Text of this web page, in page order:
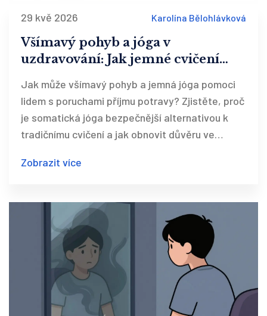
29 kvě 2026 Karolína Bělohlávková
Všímavý pohyb a jóga v
uzdravování: Jak jemné cvičení
pomáhá při poruchách příjmu
potravy
Jak může všímavý pohyb a jemná jóga pomoci
lidem s poruchami příjmu potravy? Zjistěte, proč
je somatická jóga bezpečnější alternativou k
tradičnímu cvičení a jak obnovit důvěru ve
Zobrazit více